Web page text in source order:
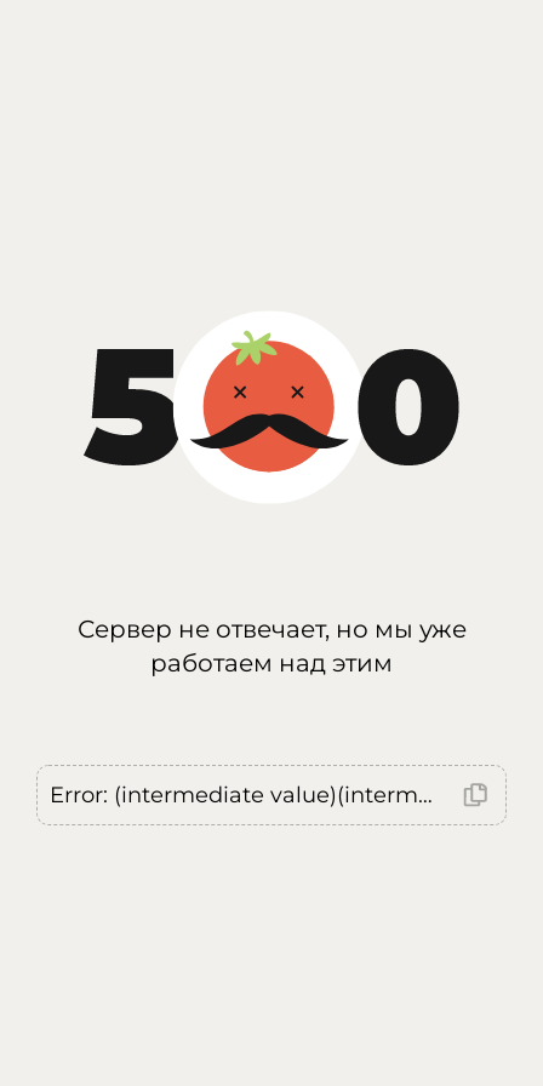
Сервер не отвечает, но мы уже
работаем над этим
Error: (intermediate value)(intermediate value)(intermediate value).replaceAll is not a function